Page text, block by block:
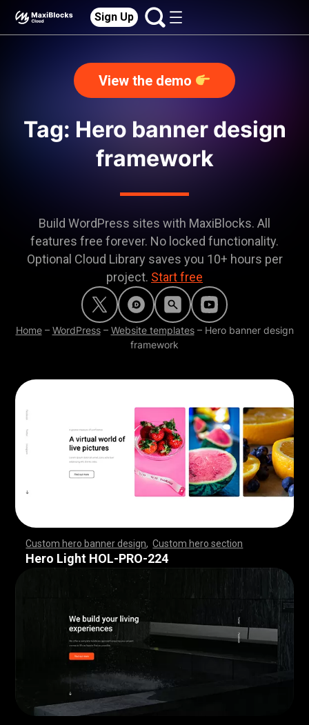
Sign Up
View the demo
Tag: Hero banner design
framework
Build WordPress sites with MaxiBlocks. All
features free forever. No locked functionality.
Optional Cloud Library saves you 10+ hours per
project. Start free
Home– WordPress– Website templates– Hero banner design
framework
Custom hero banner design ,Custom hero section
,,,,,,,,,,,,,,,,,,,,,,,,,,,,,, ,,,,,,,,,,,,,,,,,,,,,,,
,,,,,,,,,,,,,,,,,,,,,,,,,,,,,, ,,,,,,,,,,,,,,,,,,,,,,,
Hero Light HOL-PRO-224